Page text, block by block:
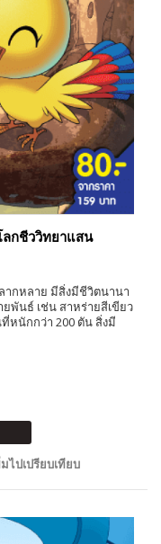
กชีววิทยาแสน
กหลาย มีสิ่งมีชีวิตนานา
พันธ์ เช่น สาหร่ายสีเขียว
ที่หนักกว่า 200 ตัน สิ่งมี
มไปเปรียบเทียบ